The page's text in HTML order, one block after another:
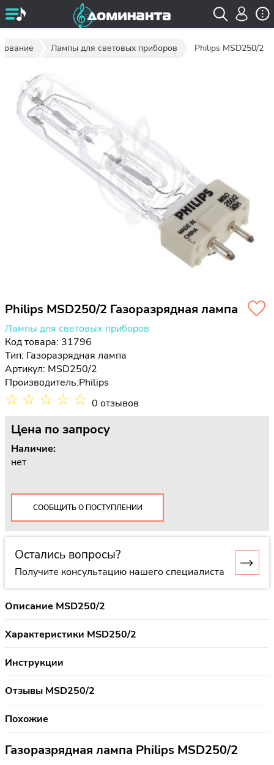
Лампы для световых приборов Philips MSD250/2
Philips MSD250/2 Газоразрядная лампа
Лампы для световых приборов
Код товара: 31796
Тип: Газоразрядная лампа
Артикул: MSD250/2
Производитель:Philips
☆ ☆ ☆ ☆ ☆ 0 отзывов
Цена по запросу
Наличие:
нет
СООБЩИТЬ О ПОСТУПЛЕНИИ
Остались вопросы?
Получите консультацию нашего специалиста
Описание MSD250/2
Характеристики MSD250/2
Инструкции
Отзывы MSD250/2
Похожие
Газоразрядная лампа Philips MSD250/2